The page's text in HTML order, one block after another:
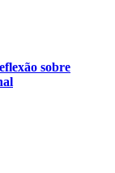
sobre